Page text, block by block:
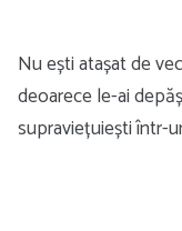
Nu ești atașat de
deoarece le-ai
supraviețuiești într-